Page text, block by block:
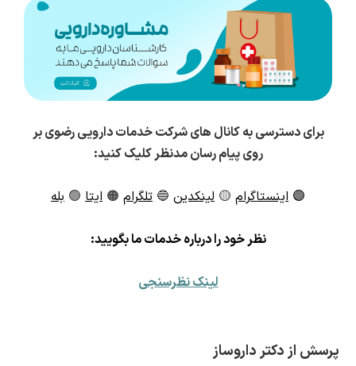
برای دسترسی به کانال های شرکت خدمات دارویی رضوی بر
روی پیام رسان مدنظر کلیک کنید:
🟣 اینستاگرام 🟡 لینکدین 🔵 تلگرام 🟠 ایتا 🟢 بله
نظر خود را درباره خدمات ما بگویید:
لینک نظرسنجی
پرسش از دکتر داروساز